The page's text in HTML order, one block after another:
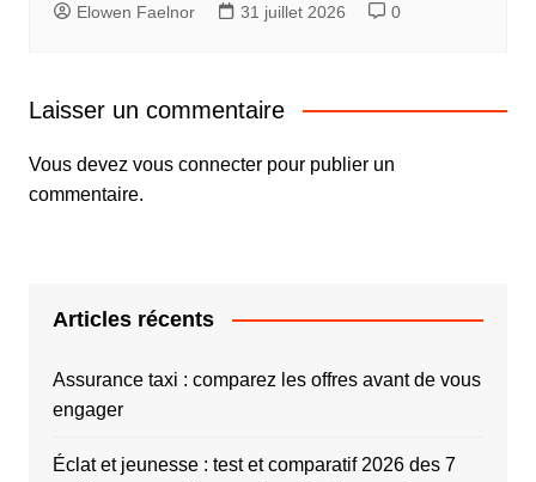
Elowen Faelnor 31 juillet 2026 0
Laisser un commentaire
Vous devez vous connecterpour publier un
commentaire.
Articles récents
Assurance taxi : comparez les offres avant de vous
engager
Éclat et jeunesse : test et comparatif 2026 des 7